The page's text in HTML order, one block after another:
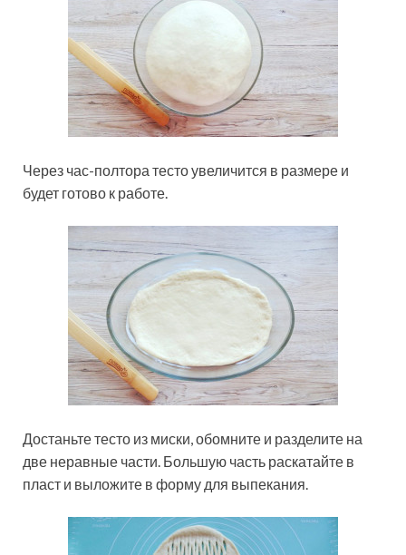
Через час-полтора тесто увеличится в размере и
будет готово к работе.
Достаньте тесто из миски, обомните и разделите на
две неравные части. Большую часть раскатайте в
пласт и выложите в форму для выпекания.